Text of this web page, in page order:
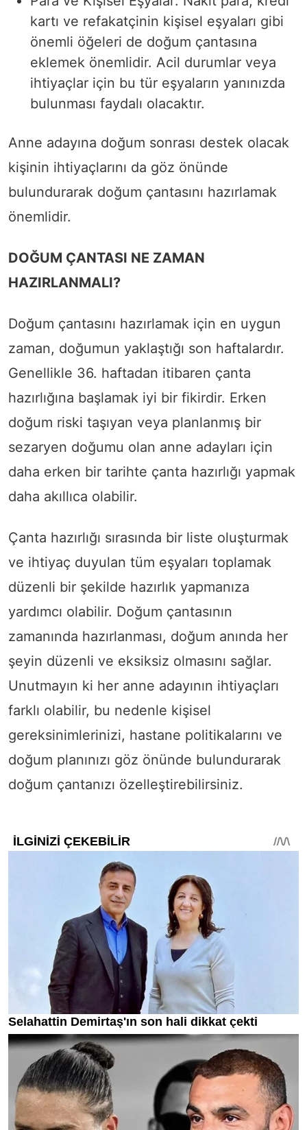
kartı ve refakatçinin kişisel eşyaları gibi
önemli öğeleri de doğum çantasına
eklemek önemlidir. Acil durumlar veya
ihtiyaçlar için bu tür eşyaların yanınızda
bulunması faydalı olacaktır.
Anne adayına doğum sonrası destek olacak
kişinin ihtiyaçlarını da göz önünde
bulundurarak doğum çantasını hazırlamak
önemlidir.
DOĞUM ÇANTASI NE ZAMAN
HAZIRLANMALI?
Doğum çantasını hazırlamak için en uygun
zaman, doğumun yaklaştığı son haftalardır.
Genellikle 36. haftadan itibaren çanta
hazırlığına başlamak iyi bir fikirdir. Erken
doğum riski taşıyan veya planlanmış bir
sezaryen doğumu olan anne adayları için
daha erken bir tarihte çanta hazırlığı yapmak
daha akıllıca olabilir.
Çanta hazırlığı sırasında bir liste oluşturmak
ve ihtiyaç duyulan tüm eşyaları toplamak
düzenli bir şekilde hazırlık yapmanıza
yardımcı olabilir. Doğum çantasının
zamanında hazırlanması, doğum anında her
şeyin düzenli ve eksiksiz olmasını sağlar.
Unutmayın ki her anne adayının ihtiyaçları
farklı olabilir, bu nedenle kişisel
gereksinimlerinizi, hastane politikalarını ve
doğum planınızı göz önünde bulundurarak
doğum çantanızı özelleştirebilirsiniz.